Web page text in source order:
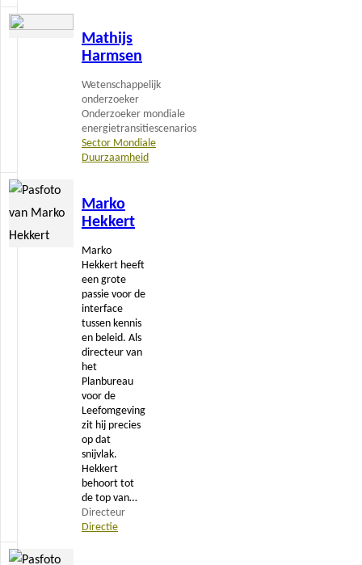
Mathijs
Harmsen
Wetenschappelijk
onderzoeker
Onderzoeker mondiale
energietransitiescenarios
Sector Mondiale
Duurzaamheid
Lees
Marko
Hekkert
Marko
Hekkert heeft
een grote
passie voor de
interface
tussen kennis
en beleid. Als
directeur van
het
Planbureau
voor de
Leefomgeving
zit hij precies
op dat
snijvlak.
Hekkert
behoort tot
de top van…
Directeur
Directie
Lees
meer
Lees